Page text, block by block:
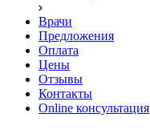
Врачи
Предложения
Оплата
Цены
Отзывы
Контакты
Online консультация